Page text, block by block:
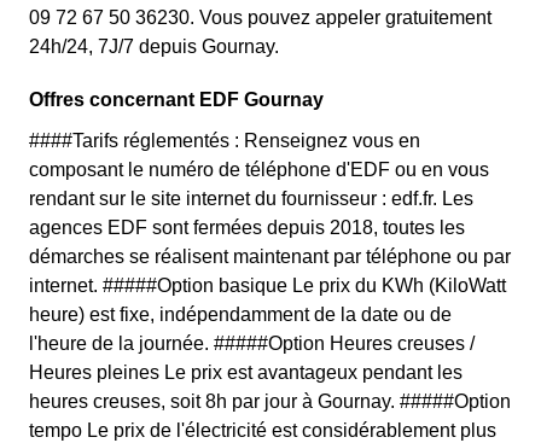
09 72 67 50 36230. Vous pouvez appeler gratuitement
24h/24, 7J/7 depuis Gournay.
Offres concernant EDF Gournay
####Tarifs réglementés : Renseignez vous en
composant le numéro de téléphone d'EDF ou en vous
rendant sur le site internet du fournisseur : edf.fr. Les
agences EDF sont fermées depuis 2018, toutes les
démarches se réalisent maintenant par téléphone ou par
internet. #####Option basique Le prix du KWh (KiloWatt
heure) est fixe, indépendamment de la date ou de
l'heure de la journée. #####Option Heures creuses /
Heures pleines Le prix est avantageux pendant les
heures creuses, soit 8h par jour à Gournay. #####Option
tempo Le prix de l'électricité est considérablement plus